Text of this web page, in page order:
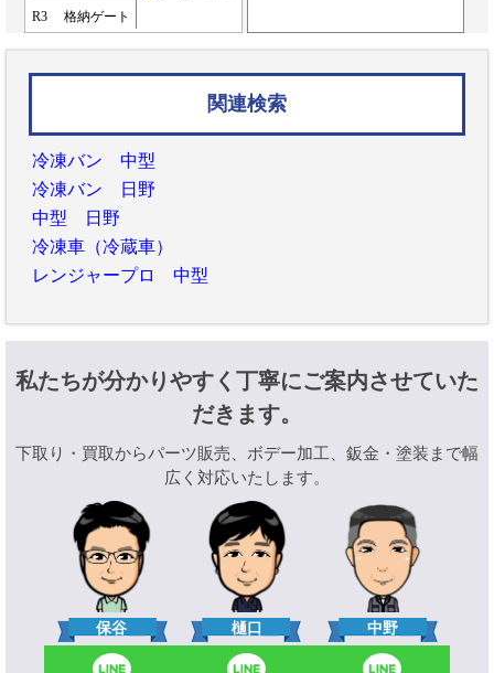
R3
格納ゲート
関連検索
冷凍バン 中型
冷凍バン 日野
中型 日野
冷凍車（冷蔵車）
レンジャープロ 中型
私たちが分かりやすく丁寧にご案内させていた
だきます。
下取り・買取からパーツ販売、ボデー加工、鈑金・塗装まで幅
広く対応いたします。
保谷 樋口 中野